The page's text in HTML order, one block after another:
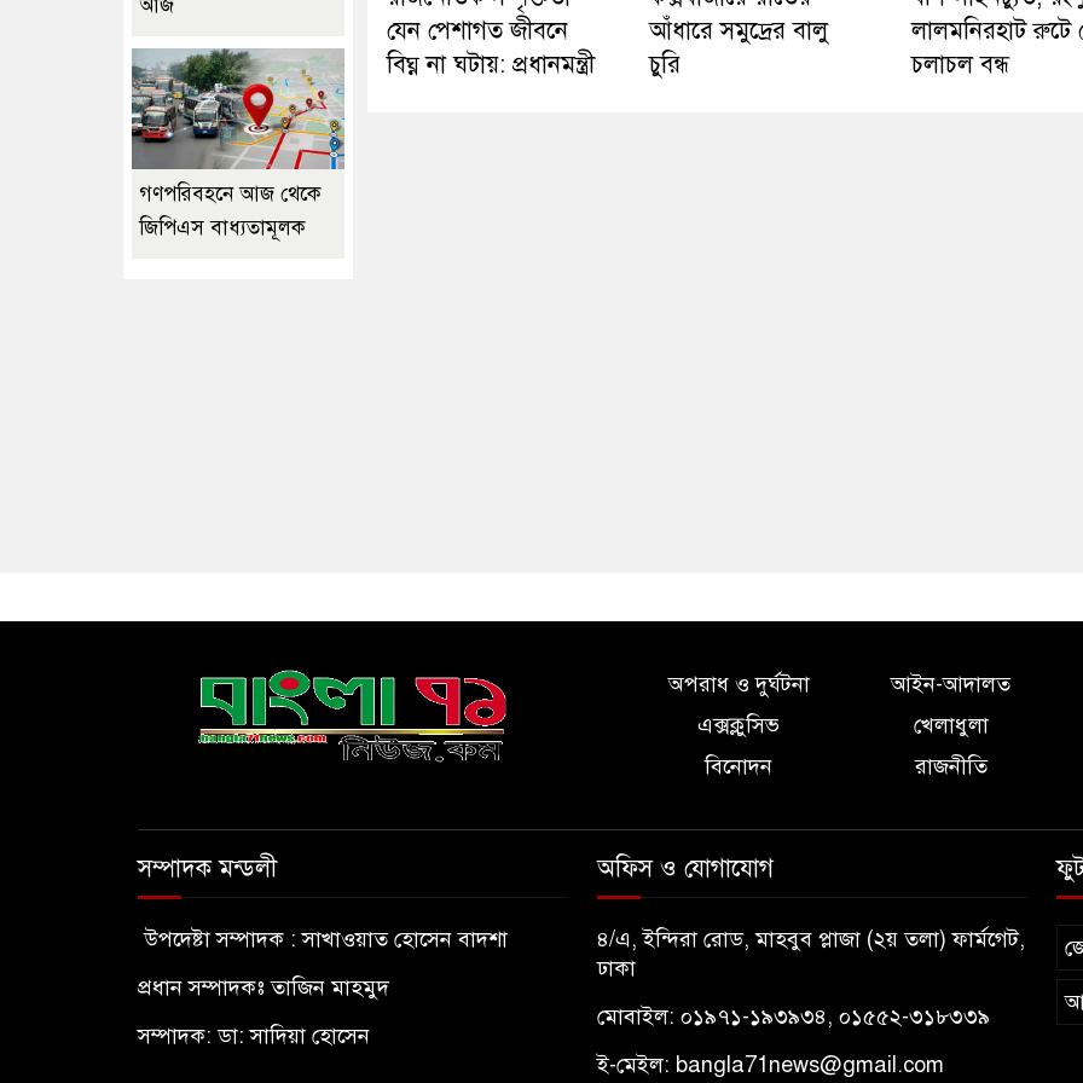
যেন পেশাগত জীবনে
বিঘ্ন না ঘটায়: প্রধানমন্ত্রী
আঁধারে সমুদ্রের বালু
চুরি
লালমনিরহাট রুটে
চলাচল বন্ধ
আজ
গণপরিবহনে আজ থেকে
জিপিএস বাধ্যতামূলক
অপরাধ ও দুর্ঘটনা
আইন-আদালত
এক্সক্লুসিভ
খেলাধুলা
বিনোদন
রাজনীতি
সম্পাদক মন্ডলী
উপদেষ্টা সম্পাদক : সাখাওয়াত হোসেন বাদশা
প্রধান সম্পাদকঃ তাজিন মাহমুদ
সম্পাদক: ডা: সাদিয়া হোসেন
অফিস ও যোগাযোগ
৪/এ, ইন্দিরা রোড, মাহবুব প্লাজা (২য় তলা) ফার্মগেট,
ঢাকা
মোবাইল: ০১৯৭১-১৯৩৯৩৪, ০১৫৫২-৩১৮৩৩৯
ই-মেইল: bangla71news@gmail.com